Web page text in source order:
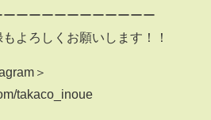
ーーーーーーーーーーー
よろしくお願いします！！
＞
takaco_inoue